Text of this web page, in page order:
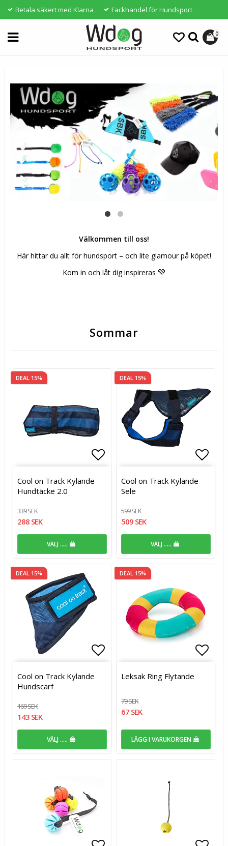
Betala säkert med Klarna Fackhandel för Hundsport
0
Välkommen till oss!
Här hittar du allt för hundsport – och lite glamour på köpet!
Kom in och låt dig inspireras 💚
Sommar
DEAL 15%
Lägg till i favoritlistan
Cool on Track Kylande
Hundtäcke 2.0
339 SEK
288 SEK
VÄLJ .....
DEAL 15%
Cool on Track Kylande
Sele
599 SEK
509 SEK
VÄLJ .....
DEAL 15%
Lägg till i favoritlistan
Cool on Track Kylande
Hundscarf
169 SEK
143 SEK
VÄLJ .....
DEAL 15%
Leksak Ring Flytande
79 SEK
67 SEK
LÄGG I VARUKORGEN